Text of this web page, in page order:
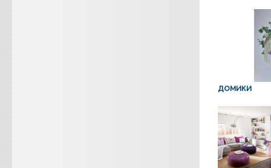
домики